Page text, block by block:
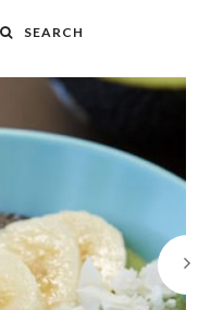
SEARCH